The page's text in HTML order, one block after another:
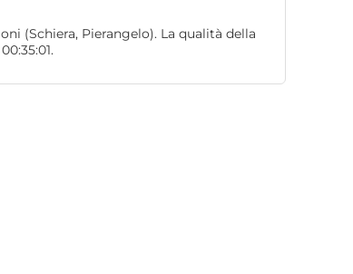
(Schiera, Pierangelo). La qualità della